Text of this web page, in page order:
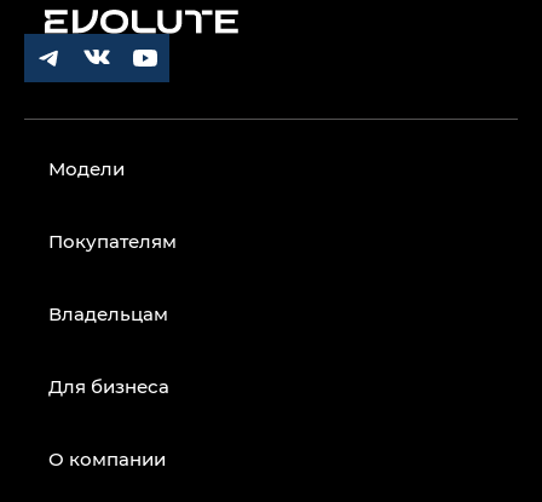
Модели
Покупателям
Владельцам
Для бизнеса
О компании